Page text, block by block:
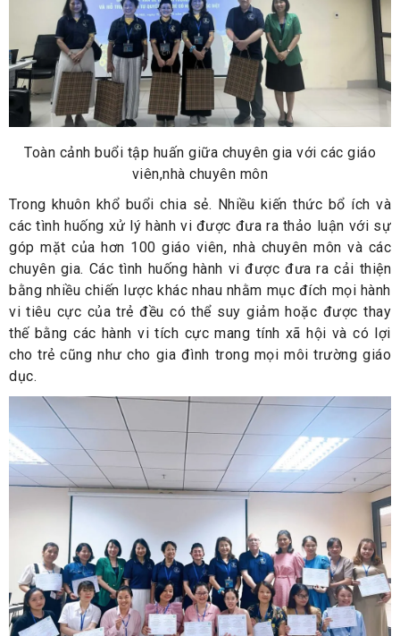
Toàn cảnh buổi tập huấn giữa chuyên gia với các giáo
viên,nhà chuyên môn
Trong khuôn khổ buổi chia sẻ. Nhiều kiến thức bổ ích và
các tình huống xử lý hành vi được đưa ra thảo luận với sự
góp mặt của hơn 100 giáo viên, nhà chuyên môn và các
chuyên gia. Các tình huống hành vi được đưa ra cải thiện
bằng nhiều chiến lược khác nhau nhằm mục đích mọi hành
vi tiêu cực của trẻ đều có thể suy giảm hoặc được thay
thế bằng các hành vi tích cực mang tính xã hội và có lợi
cho trẻ cũng như cho gia đình trong mọi môi trường giáo
dục.